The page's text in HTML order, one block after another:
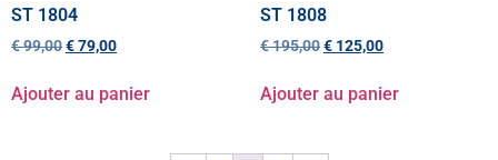
ST 1804
€99,00€79,00
Ajouter au panier
ST 1808
€195,00€ 125,00
Ajouter au panier